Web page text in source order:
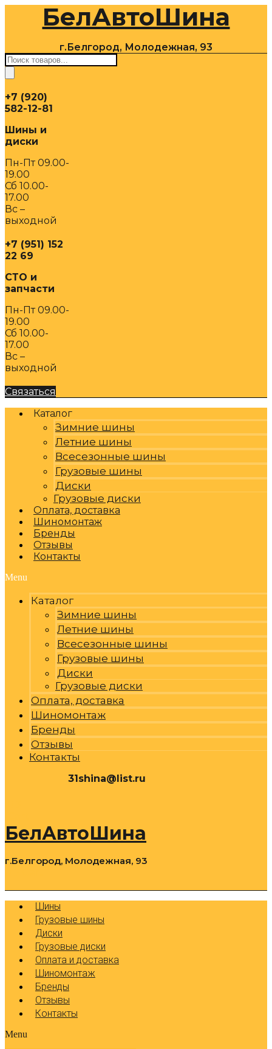
содержимомуБелАвтоШина
г.Белгород, Молодежная, 93
Поиск
товаров
+7 (920)
582-12-81
Шины и
диски
Пн-Пт 09.00-
19.00
Сб 10.00-
17.00
Вс –
выходной
+7 (951) 152
22 69
СТО и
запчасти
Пн-Пт 09.00-
19.00
Сб 10.00-
17.00
Вс –
выходной
Связаться
Каталог
Зимние шины
Летние шины
Всесезонные шины
Грузовые шины
Диски
Грузовые диски
Оплата, доставка
Шиномонтаж
Бренды
Отзывы
Контакты
Menu
Каталог
Зимние шины
Летние шины
Всесезонные шины
Грузовые шины
Диски
Грузовые диски
Оплата, доставка
Шиномонтаж
Бренды
Отзывы
Контакты
31shina@list.ru
БелАвтоШина
г.Белгород, Молодежная, 93
Шины
Грузовые шины
Диски
Грузовые диски
Оплата и доставка
Шиномонтаж
Бренды
Отзывы
Контакты
Menu